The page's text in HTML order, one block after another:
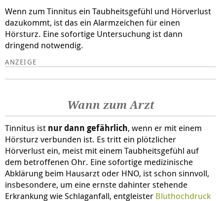
Wenn zum Tinnitus ein Taubheitsgefühl und Hörverlust
dazukommt, ist das ein Alarmzeichen für einen
Hörsturz. Eine sofortige Untersuchung ist dann
dringend notwendig.
Wann zum Arzt
Tinnitus ist nur dann gefährlich, wenn er mit einem
Hörsturz verbunden ist. Es tritt ein plötzlicher
Hörverlust ein, meist mit einem Taubheitsgefühl auf
dem betroffenen Ohr. Eine sofortige medizinische
Abklärung beim Hausarzt oder HNO, ist schon sinnvoll,
insbesondere, um eine ernste dahinter stehende
Erkrankung wie Schlaganfall, entgleister Bluthochdruck